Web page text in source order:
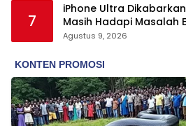
7
iPhone Ultra
Masih Hadapi Masalah
Agustus 9, 2026